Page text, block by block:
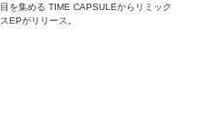
目を集める TIME CAPSULEからリミック
スEPがリリース。